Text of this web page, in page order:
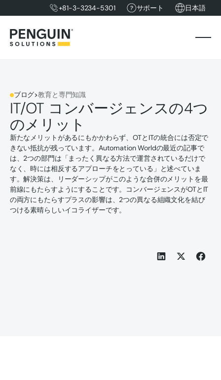
+81-3-3234-5301 サポート 日本語
ブログ>教育と専門知識
IT/OT コンバージェンスの4つ
のメリット
新たなメリットがあるにもかかわらず、OTとITの統合には否定で
きない抵抗が残っています。Automation Worldの最近の記事で
は、2つの部門は「まったく異なる方法で運営されているだけで
なく、時には相反するアプローチをとっている」と述べていま
す。解決策は、リーダーシップがこのような合併のメリットを最
前線にもたらすようにすることです。コンバージェンスがOTとIT
の両方にもたらすプラスの影響は、2つの異なる組織文化を結び
つける素晴らしいイコライザーです。